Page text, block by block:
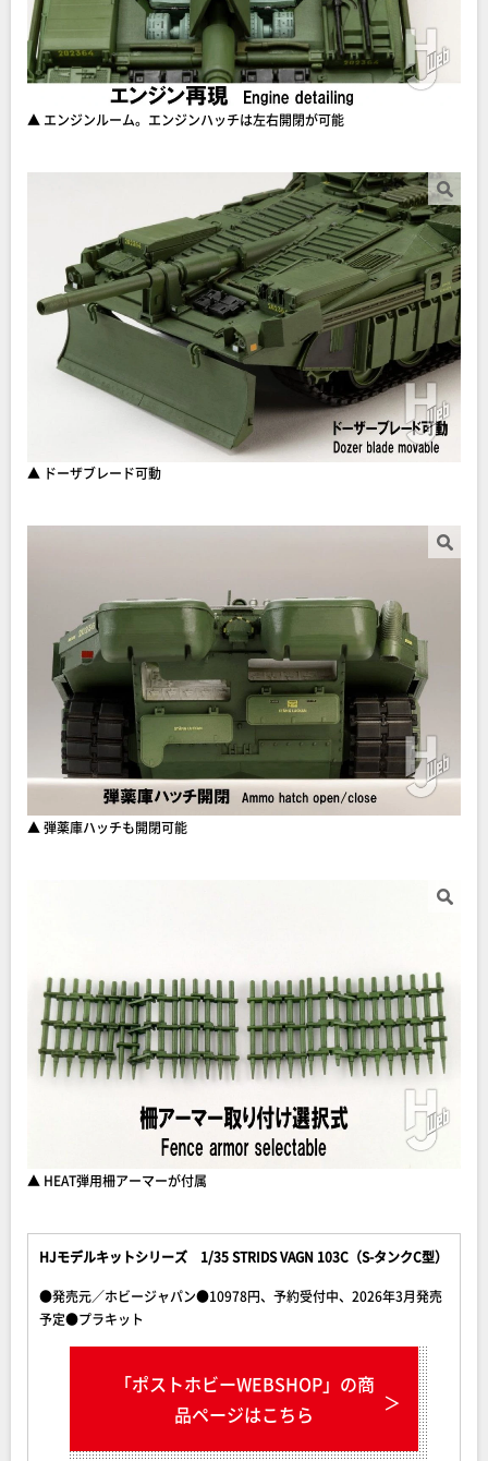
▲ エンジンルーム。エンジンハッチは左右開閉が可能
▲ ドーザブレード可動
▲ 弾薬庫ハッチも開閉可能
▲ HEAT弾用柵アーマーが付属
HJモデルキットシリーズ 1/35 STRIDS VAGN 103C（S-タンクC型）
●発売元／ホビージャパン●10978円、予約受付中、2026年3月発売
予定●プラキット
「ポストホビーWEBSHOP」の商
品ページはこちら